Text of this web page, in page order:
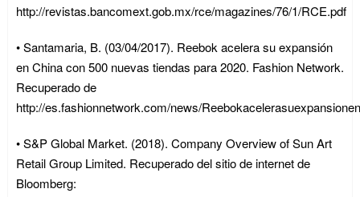
http://revistas.bancomext.gob.mx/rce/magazines/76/1/RCE.pdf
• Santamaria, B. (03/04/2017). Reebok acelera su expansión
en China con 500 nuevas tiendas para 2020. Fashion Network.
Recuperado de
http://es.fashionnetwork.com/news/
• S&P Global Market. (2018). Company Overview of Sun Art
Retail Group Limited. Recuperado del sitio de internet de
Bloomberg: